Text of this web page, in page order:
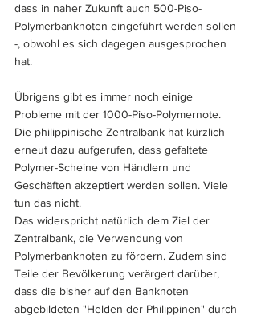
dass in naher Zukunft auch 500-Piso-
Polymerbanknoten eingeführt werden sollen
-, obwohl es sich dagegen ausgesprochen
hat.
Übrigens gibt es immer noch einige
Probleme mit der 1000-Piso-Polymernote.
Die philippinische Zentralbank hat kürzlich
erneut dazu aufgerufen, dass gefaltete
Polymer-Scheine von Händlern und
Geschäften akzeptiert werden sollen. Viele
tun das nicht.
Das widerspricht natürlich dem Ziel der
Zentralbank, die Verwendung von
Polymerbanknoten zu fördern. Zudem sind
Teile der Bevölkerung verärgert darüber,
dass die bisher auf den Banknoten
abgebildeten "Helden der Philippinen" durch